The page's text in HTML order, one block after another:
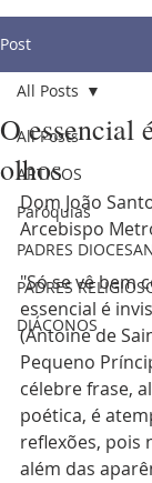
Post
All Posts
ARTIGOS
Paróquias
PADRES
PADRES
DIÁCONOS
All Posts
O essencial
olhos
Dom João
Arcebispo
"Só se vê bem
essencial é
(Antoine de
Pequeno
célebre frase,
poética, é
reflexões, pois
além das